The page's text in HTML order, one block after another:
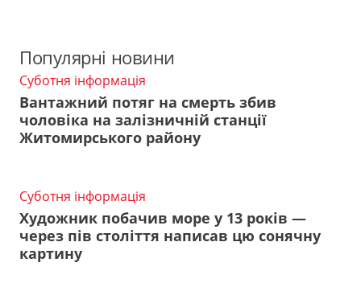
Популярні новини
Суботня інформація
Вантажний потяг на смерть збив
чоловіка на залізничній станції
Житомирського району
Суботня інформація
Художник побачив море у 13 років —
через пів століття написав цю сонячну
картину